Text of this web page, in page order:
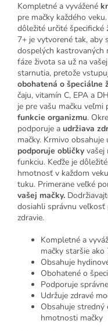
Kompletné a vyvážené
pre mačky každého
dôležité určité špecifické
7+ je vytvorené tak,
dospelých kastrovaných
fáze života sa už na
starnutia, pretože
obohatená o špeciálne
čaju, vitamín C, EPA a
je pre vašu mačku veľmi
funkcie organizmu.
podporuje a udržiava
mačky. Krmivo
podporuje obličky vašej
funkciu. Keďže je
hmotnosť v každom
tuku. Primerane veľké
vašej mačky.
dosiahli správnu veľkosť
zdravie.
Kompletné a
mačky staršie ako
Obsahuje
Obohatené o
Podporuje
Udržuje zdravé
Obsahuje
hmotnosti mačky